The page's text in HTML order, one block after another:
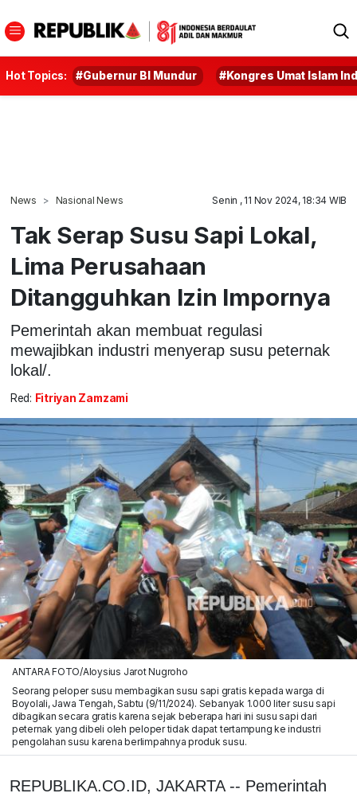
Hot Topics: #Gubernur BI Mundur #Kongres Umat Islam
News Nasional News Senin , 11 Nov 2024, 18:34 WIB
Tak Serap Susu Sapi Lokal,
Lima Perusahaan
Ditangguhkan Izin Impornya
Pemerintah akan membuat regulasi
mewajibkan industri menyerap susu peternak
lokal/.
Red: Fitriyan Zamzami
ANTARA FOTO/Aloysius Jarot Nugroho
Seorang peloper susu membagikan susu sapi gratis kepada warga di
Boyolali, Jawa Tengah, Sabtu (9/11/2024). Sebanyak 1.000 liter susu sapi
dibagikan secara gratis karena sejak beberapa hari ini susu sapi dari
peternak yang dibeli oleh peloper tidak dapat tertampung ke industri
pengolahan susu karena berlimpahnya produk susu.
REPUBLIKA.CO.ID, JAKARTA -- Pemerintah